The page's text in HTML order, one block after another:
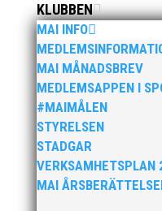
KLUBBEN
MAI INFO
MAI MÅNADSBREV
MEDLEMSAPPEN I
#MAIMÅLEN
STYRELSEN
STADGAR
MAI
Klubbchef – Malmö
Vill du vara med och
utveckling i en av
friidrottsföreningar?
– MAI – söker en
relationsbyggande och